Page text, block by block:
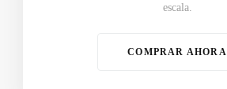
escala.
COMPRAR AHORA